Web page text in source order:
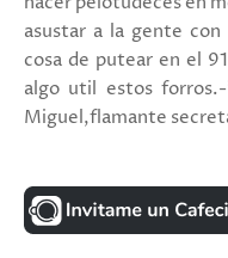
asustar a la gente
cosa de putear en el
algo util estos
Miguel,flamante